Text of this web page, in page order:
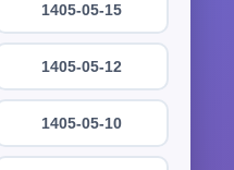
1405-05-15
1405-05-12
1405-05-10